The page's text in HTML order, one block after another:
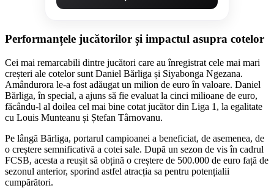
Performanțele jucătorilor și impactul asupra cotelor
Cei mai remarcabili dintre jucători care au înregistrat cele mai mari
creșteri ale cotelor sunt Daniel Bărliga și Siyabonga Ngezana.
Amândurora le-a fost adăugat un milion de euro în valoare. Daniel
Bărliga, în special, a ajuns să fie evaluat la cinci milioane de euro,
făcându-l al doilea cel mai bine cotat jucător din Liga 1, la egalitate
cu Louis Munteanu și Ștefan Târnovanu.
Pe lângă Bărliga, portarul campioanei a beneficiat, de asemenea, de
o creștere semnificativă a cotei sale. După un sezon de vis în cadrul
FCSB, acesta a reușit să obțină o creștere de 500.000 de euro față de
sezonul anterior, sporind astfel atracția sa pentru potențialii
cumpărători.